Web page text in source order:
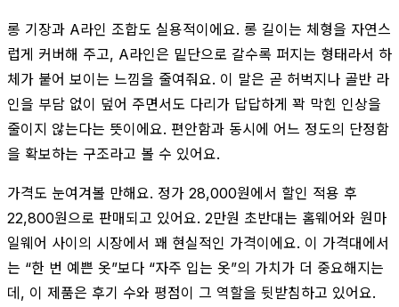
롱 기장과 A라인 조합도 실용적이에요. 롱 길이는 체형을 자연스
럽게 커버해 주고, A라인은 밑단으로 갈수록 퍼지는 형태라서 하
체가 붙어 보이는 느낌을 줄여줘요. 이 말은 곧 허벅지나 골반 라
인을 부담 없이 덮어 주면서도 다리가 답답하게 꽉 막힌 인상을
줄이지 않는다는 뜻이에요. 편안함과 동시에 어느 정도의 단정함
을 확보하는 구조라고 볼 수 있어요.
가격도 눈여겨볼 만해요. 정가 28,000원에서 할인 적용 후
22,800원으로 판매되고 있어요. 2만원 초반대는 홈웨어와 원마
일웨어 사이의 시장에서 꽤 현실적인 가격이에요. 이 가격대에서
는 “한 번 예쁜 옷”보다 “자주 입는 옷”의 가치가 더 중요해지는
데, 이 제품은 후기 수와 평점이 그 역할을 뒷받침하고 있어요.